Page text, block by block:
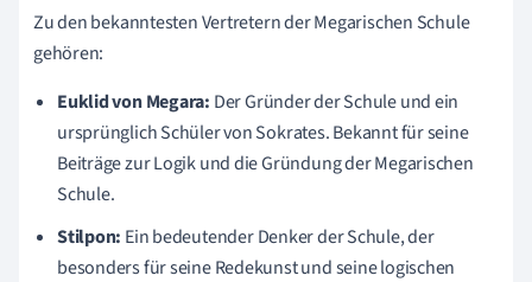
Zu den bekanntesten Vertretern der Megarischen Schule
gehören:
Euklid von Megara: Der Gründer der Schule und ein
ursprünglich Schüler von Sokrates. Bekannt für seine
Beiträge zur Logik und die Gründung der Megarischen
Schule.
Stilpon: Ein bedeutender Denker der Schule, der
besonders für seine Redekunst und seine logischen